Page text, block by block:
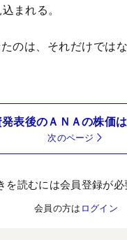
まれる。
のは、それだけでは
表後のＡＮＡの株価
次のページ
を読むには会員登録が必
会員の方は ログイン